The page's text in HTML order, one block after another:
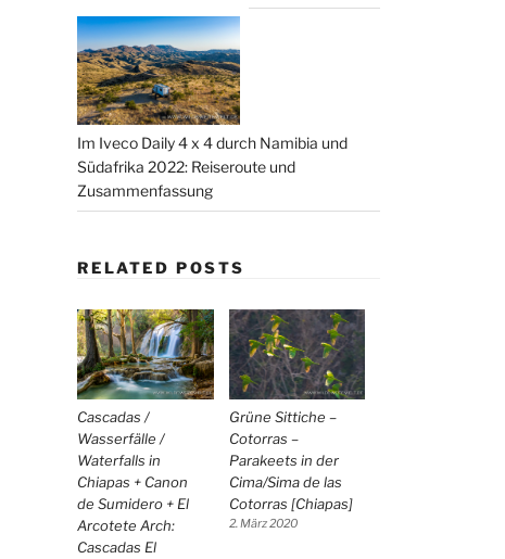
Im Iveco Daily 4 x 4 durch Namibia und
Südafrika 2022: Reiseroute und
Zusammenfassung
RELATED POSTS
Cascadas /
Wasserfälle /
Waterfalls in
Chiapas + Canon
de Sumidero + El
Arcotete Arch:
Cascadas El
Grüne Sittiche –
Cotorras –
Parakeets in der
Cima/Sima de las
Cotorras [Chiapas]
2. März 2020